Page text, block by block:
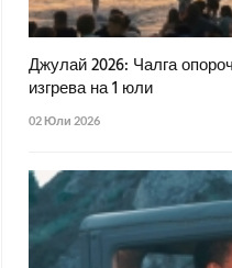
Джулай 2026: Чалга
изгрева на 1 юли
02 Юли 2026